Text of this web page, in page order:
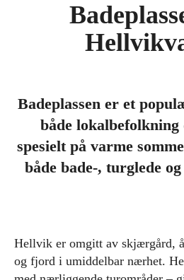
Badeplassen er et
både lokal­befolkning
spesielt på varme
både bade-, turglede
Hellvik er omgitt av skjærgård,
og fjord i umiddelbar nærhet.